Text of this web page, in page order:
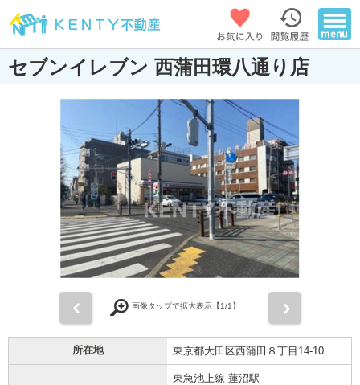
セブンイレブン 西蒲田環八通り店
画像タップで拡大表示【1/1】
所在地 東京都大田区西蒲田８丁目14-10
東急池上線 蓮沼駅